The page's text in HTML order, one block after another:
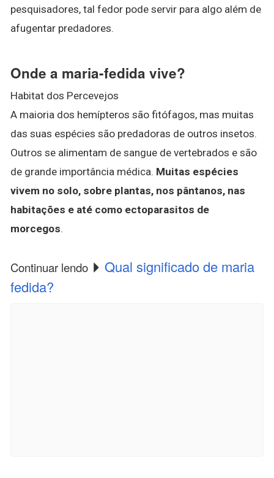
pesquisadores, tal fedor pode servir para algo além de
afugentar predadores.
Onde a maria-fedida vive?
Habitat dos Percevejos
A maioria dos hemípteros são fitófagos, mas muitas
das suas espécies são predadoras de outros insetos.
Outros se alimentam de sangue de vertebrados e são
de grande importância médica. Muitas espécies
vivem no solo, sobre plantas, nos pântanos, nas
habitações e até como ectoparasitos de
morcegos.
Continuar lendo
Qual significado de maria
fedida?